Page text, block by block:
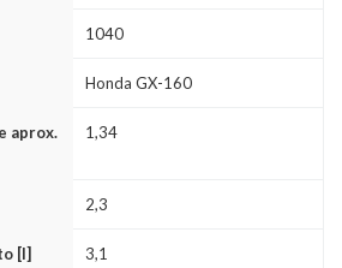
1040
Honda GX-160
aprox.
1,34
2,3
[l] 3,1